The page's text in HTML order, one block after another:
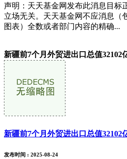
声明：天天基金网发布此消息目标
立场无关。天天基金网不应消息（
图表）全数或者部门内容的精确...
新疆前7个月外贸进出口总值32102
新疆前7个月外贸进出口总值32102
发布时间 : 2025-08-24